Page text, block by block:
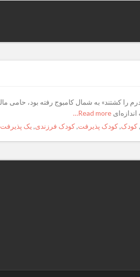
,کودک,کودک پذیرفت,کودک فرزندی, یک پذیرفت